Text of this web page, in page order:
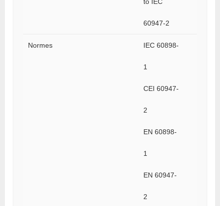
60947-2
Normes IEC 60898-
1
CEI 60947-
2
EN 60898-
1
EN 60947-
2